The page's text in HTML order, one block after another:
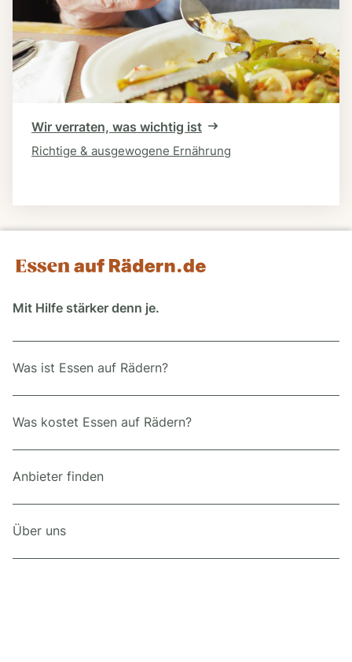
Wir verraten, was wichtig ist
Richtige & ausgewogene Ernährung
Mit Hilfe stärker denn je.
Was ist Essen auf Rädern?
Was kostet Essen auf Rädern?
Anbieter finden
Über uns